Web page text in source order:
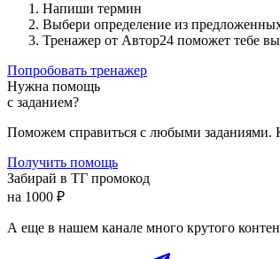
Напиши термин
Выбери определение из
Тренажер от Автор24 поможет тебе
Попробовать тренажер
Нужна помощь
с заданием?
Поможем справиться с любыми
Получить помощь
Забирай в ТГ промокод
на 1000 ₽
А еще в нашем канале много крутого